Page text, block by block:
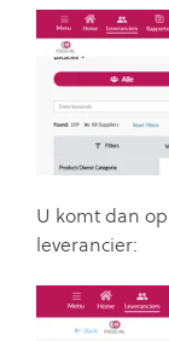
U komt dan
leverancier: